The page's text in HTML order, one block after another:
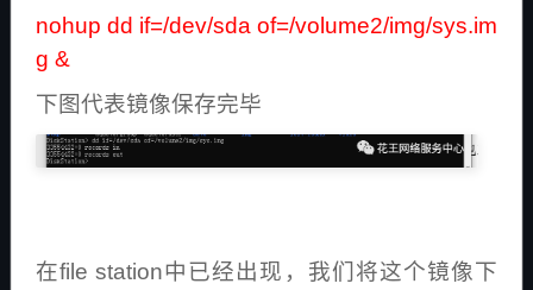
nohup dd if=/dev/sda of=/volume2/img/sys.im
g &
下图代表镜像保存完毕
在file station中已经出现，我们将这个镜像下